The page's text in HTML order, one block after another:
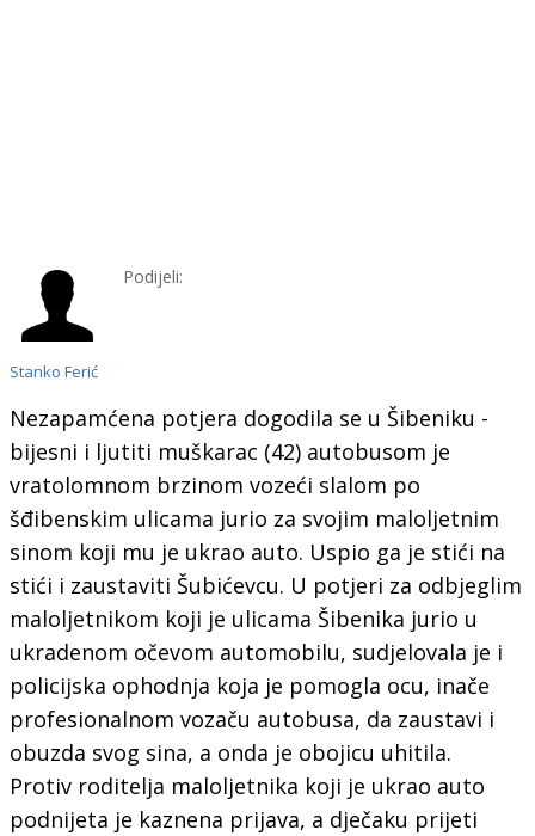
Stanko Ferić
Podijeli:
Nezapamćena potjera dogodila se u Šibeniku -
bijesni i ljutiti muškarac (42) autobusom je
vratolomnom brzinom vozeći slalom po
šđibenskim ulicama jurio za svojim maloljetnim
sinom koji mu je ukrao auto. Uspio ga je stići na
stići i zaustaviti Šubićevcu. U potjeri za odbjeglim
maloljetnikom koji je ulicama Šibenika jurio u
ukradenom očevom automobilu, sudjelovala je i
policijska ophodnja koja je pomogla ocu, inače
profesionalnom vozaču autobusa, da zaustavi i
obuzda svog sina, a onda je obojicu uhitila.
Protiv roditelja maloljetnika koji je ukrao auto
podnijeta je kaznena prijava, a dječaku prijeti